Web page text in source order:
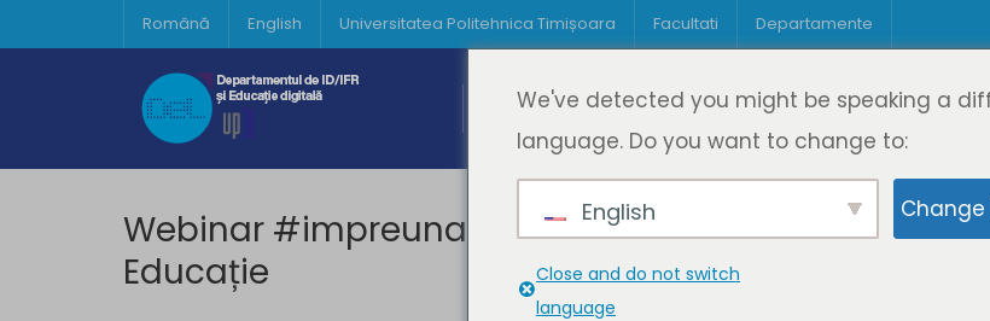
Română English Universitatea Politehnica Timișoara Facultati Departamente
Acasă Despre DeL
Cine suntem
Educație
Oferta de cursuri
Webinar #impreunaonline - Utilizare OERs, MOOCs
Educație
We've detected you might be speaking a
language. Do you want to change to:
English
Close and do not switch
language